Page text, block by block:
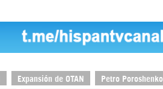
Expansión de OTAN Petro Poroshenko